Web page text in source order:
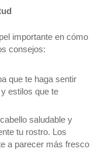
importante en cómo
consejos:
que te haga sentir
estilos que te
saludable y
tu rostro. Los
a parecer más fresco